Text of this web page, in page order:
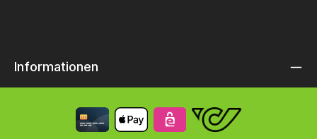
Informationen